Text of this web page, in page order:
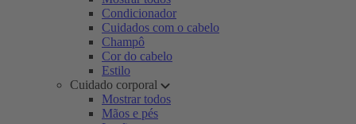
Condicionador
Cuidados com o cabelo
Champô
Cor do cabelo
Estilo
Cuidado corporal
Mostrar todos
Mãos e pés